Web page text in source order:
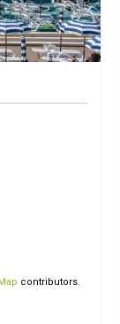
contributors.